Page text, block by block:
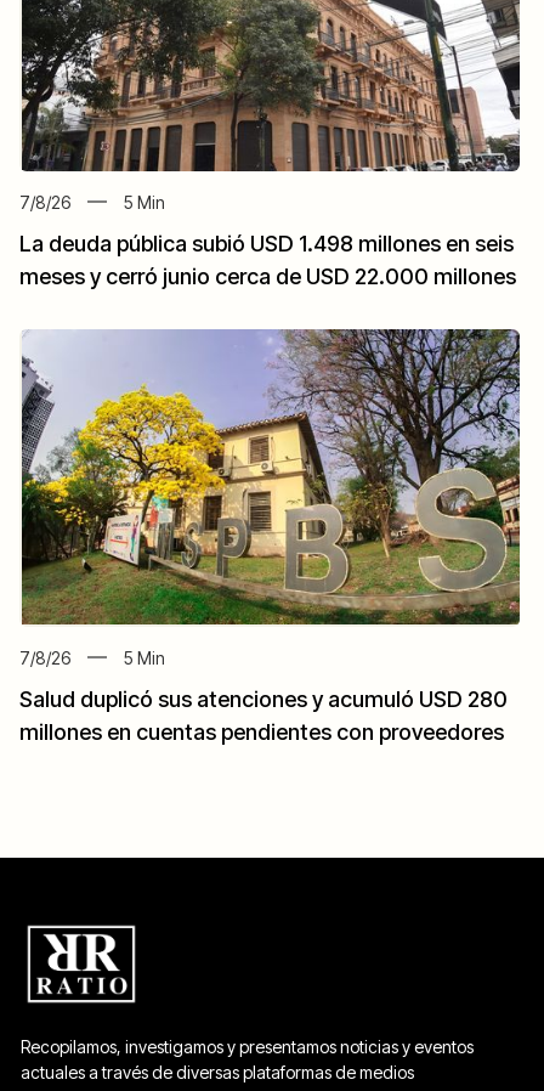
7/8/26 5 Min
La deuda pública subió USD 1.498 millones en seis
meses y cerró junio cerca de USD 22.000 millones
7/8/26 5 Min
Salud duplicó sus atenciones y acumuló USD 280
millones en cuentas pendientes con proveedores
Recopilamos, investigamos y presentamos noticias y eventos
actuales a través de diversas plataformas de medios